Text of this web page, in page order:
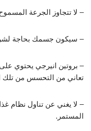
– لا تتجاوز الجرعة المسموح
– سيكون جسمك بحاجة
– بروتين انيرجي يحتوي
تعاني من التحسس من تلك
– لا يغني عن تناول نظام
المستمر.